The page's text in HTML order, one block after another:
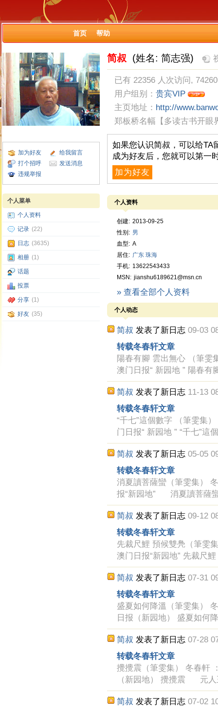
首页 帮助
加为好友
给我留言
打个招呼
发送消息
违规举报
个人菜单
个人资料
记录 (22)
日志 (3635)
相册 (1)
话题
投票
分享 (1)
好友 (35)
简叔 (姓名: 简志强)
已有 22356 人次访问,
用户组别： 贵宾VIP
主页地址： http://
郑板桥名幅【多读古书开
如果您认识简叔，可以给TA
成为好友后，您就可以第一
加为好友
个人资料
创建: 2013-09-25
性别: 男
血型: A
居住: 广东 珠海
手机: 13622543433
MSN: jianshu6189621@msn.cn
» 查看全部个人资料
个人动态
简叔 发表了新日志 09-03
转载冬春轩文章
陽春有腳 雲出無心 （筆雯
澳门日报“ 新园地 ” 陽春
简叔 发表了新日志 11-13
转载冬春轩文章
“千七”這個數字 （筆雯集
门日报“ 新园地 ” “千七”
简叔 发表了新日志 05-05
转载冬春轩文章
消夏讀菩薩蠻（筆雯集）
报“新园地” 消夏讀菩薩
简叔 发表了新日志 09-12
转载冬春轩文章
先裁尺鯉 預候雙鳧（筆雯
澳门日报“新园地” 先裁
简叔 发表了新日志 07-31
转载冬春轩文章
盛夏如何降溫（筆雯集）
日报（新园地） 盛夏如
简叔 发表了新日志 07-28
转载冬春轩文章
攪攪震（筆雯集） 冬春軒
（新园地） 攪攪震 元人
简叔 发表了新日志 07-02